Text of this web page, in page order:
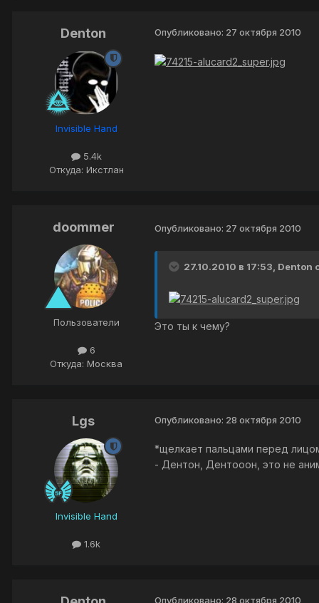
Denton
Invisible Hand
5.4k
Откуда: Икстлан
Опубликовано: 27 октября 2010
doommer
Пользователи
6
Откуда: Москва
Опубликовано: 27 октября 2010
27.10.2010 в 17:53, Denton
Это ты к чему?
Lgs
Invisible Hand
1.6k
Опубликовано: 28 октября 2010
*щелкает пальцами перед
- Дентон, Дентооон, это не
Опубликовано: 28 октября 2010